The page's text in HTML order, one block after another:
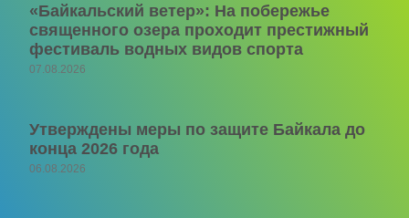
«Байкальский ветер»: На побережье
священного озера проходит престижный
фестиваль водных видов спорта
07.08.2026
Утверждены меры по защите Байкала до
конца 2026 года
06.08.2026